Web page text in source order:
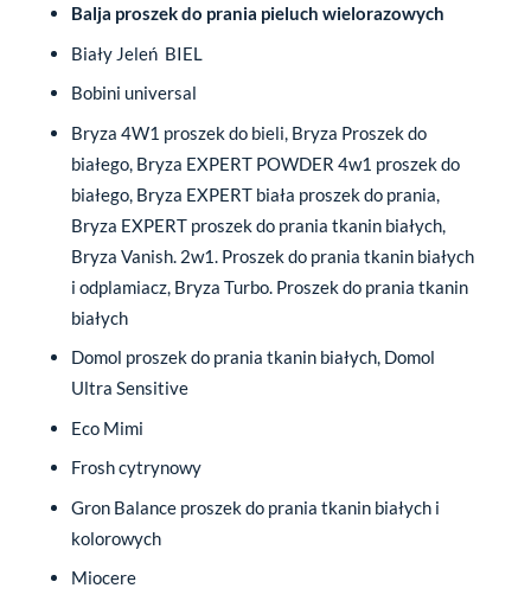
Balja proszek do prania pieluch wielorazowych
Biały Jeleń BIEL
Bobini universal
Bryza 4W1 proszek do bieli, Bryza Proszek do
białego, Bryza EXPERT POWDER 4w1 proszek do
białego, Bryza EXPERT biała proszek do prania,
Bryza EXPERT proszek do prania tkanin białych,
Bryza Vanish. 2w1. Proszek do prania tkanin białych
i odplamiacz, Bryza Turbo. Proszek do prania tkanin
białych
Domol proszek do prania tkanin białych, Domol
Ultra Sensitive
Eco Mimi
Frosh cytrynowy
Gron Balance proszek do prania tkanin białych i
kolorowych
Miocere